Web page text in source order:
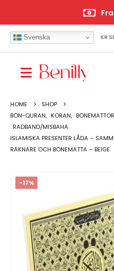
Svenska KR
HOME
SHOP
BÖN-QURAN, KORAN, BÖNEMATTOR
RADBAND/MISBAHA
ISLAMISKA PRESENTER LÅDA –
RÄKNARE OCH BÖNEMATTA – BEIGE
-17%